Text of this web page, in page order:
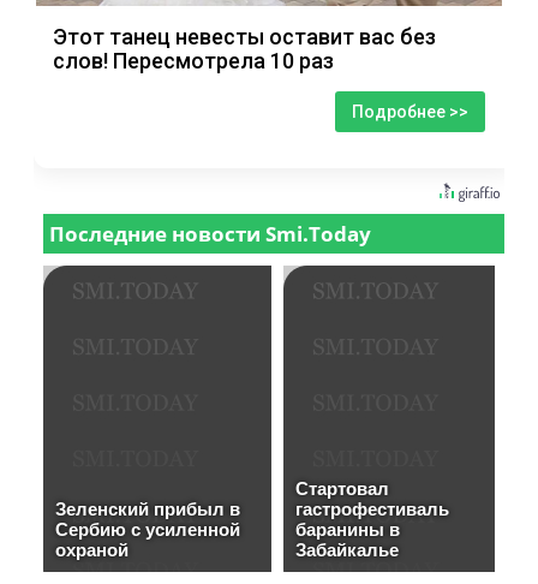
Этот танец невесты оставит вас без
слов! Пересмотрела 10 раз
Подробнее >>